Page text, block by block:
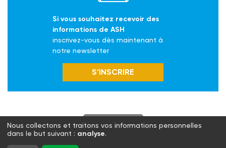
Si vous souhaitez recevoir des
informations de ASH
inscrivez-vous dès maintenant à
notre newsletter
S’INSCRIRE
S'abonner
Twitter Facebook
Nous collectons et traitons vos informations personnelles
dans le but suivant : analyse.